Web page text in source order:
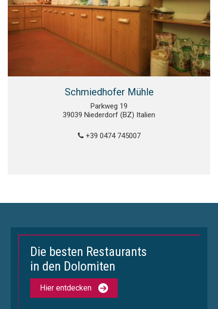
Schmiedhofer Mühle
Parkweg 19
39039 Niederdorf (BZ) Italien
+39 0474 745007
Die besten Restaurants
in den Dolomiten
Hier entdecken